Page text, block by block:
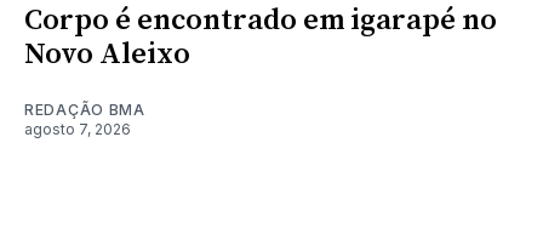
Corpo é encontrado em igarapé no
Novo Aleixo
REDAÇÃO BMA
agosto 7, 2026